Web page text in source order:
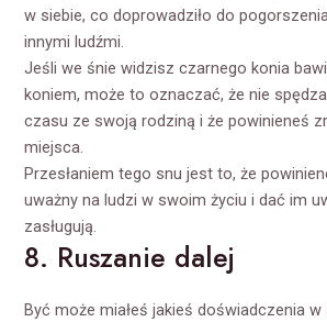
w siebie, co doprowadziło do
innymi ludźmi.
Jeśli we śnie widzisz czarnego konia
koniem, może to oznaczać, że nie
czasu ze swoją rodziną i że powinieneś
miejsca.
Przesłaniem tego snu jest to, że
uważny na ludzi w swoim życiu i dać im
zasługują.
8. Ruszanie dalej
Być może miałeś jakieś doświadczenia